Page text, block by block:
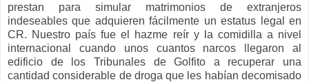
prestan para simular matrimonios de extranjeros
indeseables que adquieren fácilmente un estatus legal en
CR. Nuestro país fue el hazme reír y la comidilla a nivel
internacional cuando unos cuantos narcos llegaron al
edificio de los Tribunales de Golfito a recuperar una
cantidad considerable de droga que les habían decomisado